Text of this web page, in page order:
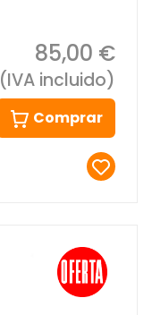
85,00 €
(IVA incluido)
Comprar